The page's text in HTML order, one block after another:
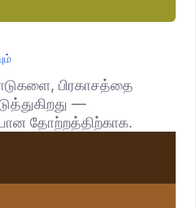
பிரகாசத்தை
—
தோற்றத்திற்காக.